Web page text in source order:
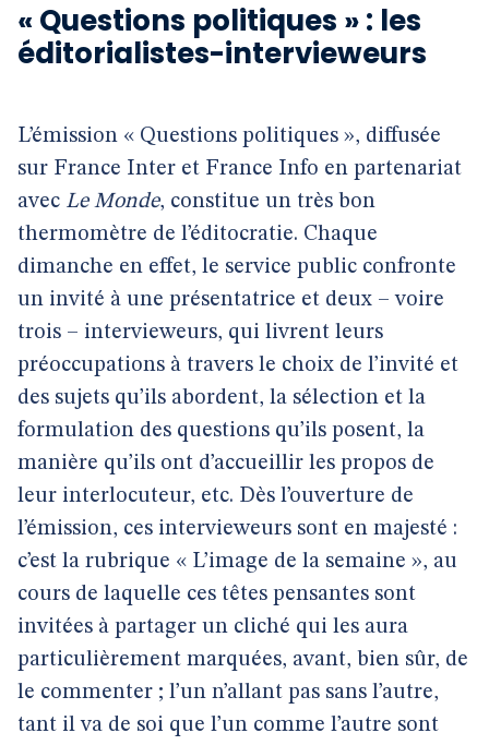
« Questions politiques » : les
éditorialistes-intervieweurs
L’émission « Questions politiques », diffusée
sur France Inter et France Info en partenariat
avec Le Monde, constitue un très bon
thermomètre de l’éditocratie. Chaque
dimanche en effet, le service public confronte
un invité à une présentatrice et deux – voire
trois – intervieweurs, qui livrent leurs
préoccupations à travers le choix de l’invité et
des sujets qu’ils abordent, la sélection et la
formulation des questions qu’ils posent, la
manière qu’ils ont d’accueillir les propos de
leur interlocuteur, etc. Dès l’ouverture de
l’émission, ces intervieweurs sont en majesté :
c’est la rubrique « L’image de la semaine », au
cours de laquelle ces têtes pensantes sont
invitées à partager un cliché qui les aura
particulièrement marquées, avant, bien sûr, de
le commenter ; l’un n’allant pas sans l’autre,
tant il va de soi que l’un comme l’autre sont